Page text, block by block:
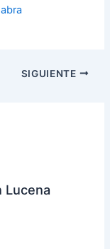
SIGUIENTE
Lucena